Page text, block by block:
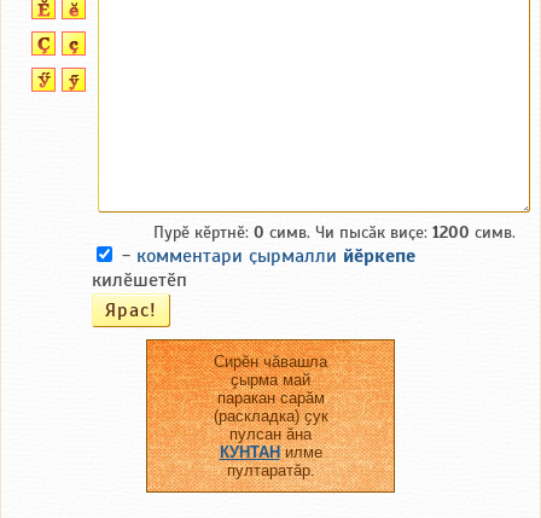
Пурӗ кӗртнӗ: 0 симв. Чи пысӑк виҫе: 1200 симв.
- комментари ҫырмалли йӗркепе
килӗшетӗп
Сирӗн чӑвашла
ҫырма май
паракан сарӑм
(раскладка) ҫук
пулсан ӑна
КУНТАНилме
пултаратӑр.